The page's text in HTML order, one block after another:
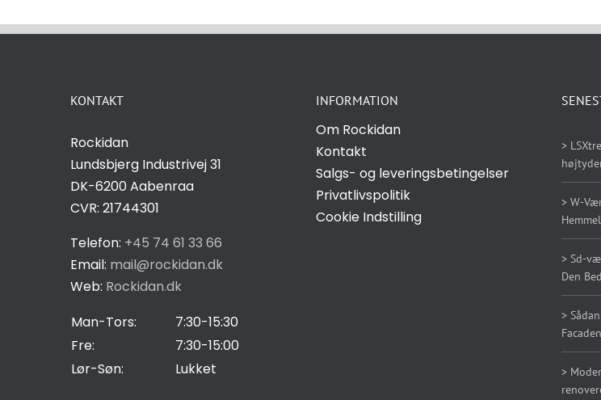
KONTAKT
Rockidan
Lundsbjerg Industrivej 31
DK-6200 Aabenraa
CVR: 21744301
Telefon: +45 74 61 33 66
Email: mail@rockidan.dk
Web: Rockidan.dk
Man-Tors:
7:30-15:30
Fre:
7:30-15:00
Lør-Søn:
Lukket
INFORMATION
Om Rockidan
Kontakt
Salgs- og leveringsbetingelser
Privatlivspolitik
Cookie Indstilling
>
> W-
> Sd-
Den
>
Facaden
>